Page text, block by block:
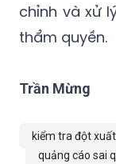
chỉnh và xử
thẩm quyền.
Trần Mừng
kiểm tra đột xuất
quảng cáo sai